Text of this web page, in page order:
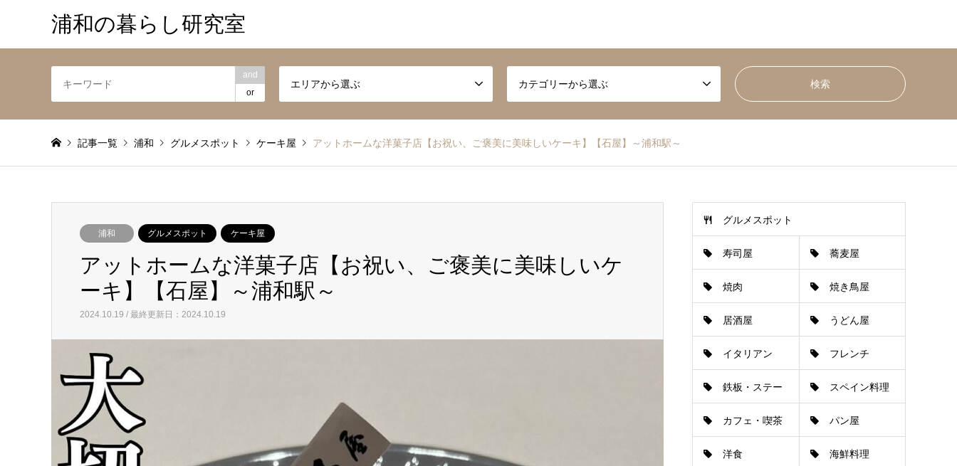
浦和の暮らし研究室
and
or
エリアから選ぶ カテゴリーから選ぶ
記事一覧 浦和 グルメスポット ケーキ屋 アットホームな洋菓子店【お祝い、ご褒美に美味しいケーキ】【石屋】～浦和駅～
浦和 グルメスポット ケーキ屋
アットホームな洋菓子店【お祝い、ご褒美に美味しいケ
ーキ】【石屋】～浦和駅～
2024.10.19 / 最終更新日：2024.10.19
グルメスポット
寿司屋 蕎麦屋
焼肉 焼き鳥屋
居酒屋 うどん屋
イタリアン フレンチ
鉄板・ステー
キ
スペイン料理
カフェ・喫茶
店
パン屋
洋食 海鮮料理